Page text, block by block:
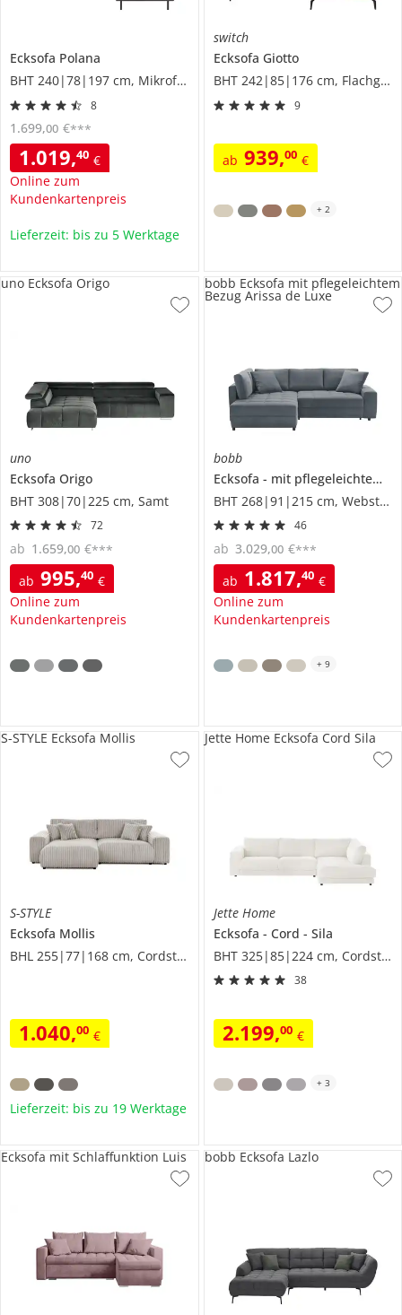
Ecksofa Polana
BHT 240|78|197 cm, Mikrofaser
8
1.019,40 €
Online zum
Kundenkartenpreis
1.699,00 €***
Lieferzeit: bis zu 5 Werktage
switch
Ecksofa Giotto
BHT 242|85|176 cm, Flachgewebe
9
ab 939,00 €
+ 2
uno
Ecksofa Origo
BHT 308|70|225 cm, Samt
72
ab 995,40 €
Online zum
Kundenkartenpreis
ab 1.659,00 €***
uno Ecksofa Origo
bobb
Ecksofa
mit pflegeleichtem Bezug
BHT 268|91|215 cm, Webstoff
46
ab 1.817,40 €
Online zum
Kundenkartenpreis
ab 3.029,00 €***
bobb Ecksofa mit pflegeleichtem
Bezug Arissa de Luxe
+ 9
S-STYLE
Ecksofa Mollis
BHL 255|77|168 cm, Cordstoff
1.040,00 €
S-STYLE Ecksofa Mollis
Lieferzeit: bis zu 19 Werktage
Jette Home
Ecksofa
Cord
Sila
BHT 325|85|224 cm, Cordstoff grob
38
2.199,00 €
Jette Home Ecksofa Cord Sila
+ 3
Ecksofa mit Schlaffunktion Luis bobb Ecksofa Lazlo